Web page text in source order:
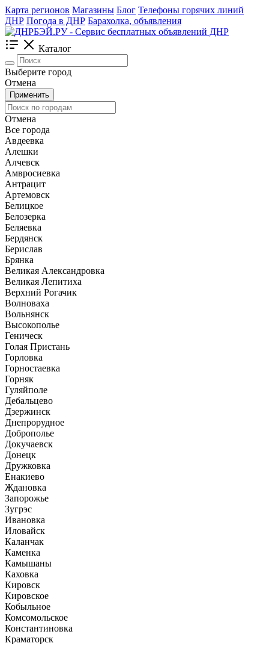
Карта регионов Магазины Блог Телефоны горячих линий
ДНР Погода в ДНР Барахолка, объявления
Каталог
Выберите город
Отмена
Применить
Отмена
Все города
Авдеевка
Алешки
Алчевск
Амвросиевка
Антрацит
Артемовск
Белицкое
Белозерка
Беляевка
Бердянск
Берислав
Брянка
Великая Александровка
Великая Лепитиха
Верхний Рогачик
Волноваха
Вольнянск
Высокополье
Геническ
Голая Пристань
Горловка
Горностаевка
Горняк
Гуляйполе
Дебальцево
Дзержинск
Днепрорудное
Доброполье
Докучаевск
Донецк
Дружковка
Енакиево
Ждановка
Запорожье
Зугрэс
Ивановка
Иловайск
Каланчак
Каменка
Камышаны
Каховка
Кировск
Кировское
Кобыльное
Комсомольское
Константиновка
Краматорск